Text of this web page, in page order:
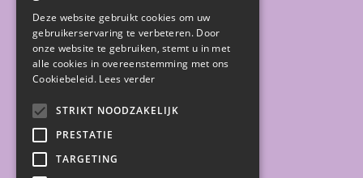
Sale
Gratis gidsen
Deze website gebruikt cookies om uw
gebruikerservaring te verbeteren. Door
onze website te gebruiken, stemt u in met
alle cookies in overeenstemming met ons
Cookiebeleid. Lees verder
STRIKT NOODZAKELIJK
PRESTATIE
TARGETING